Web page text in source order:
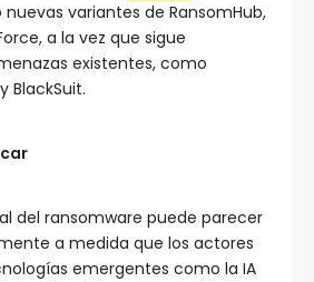
variantes de RansomHub,
a la vez que sigue
existentes, como
BlackSuit.
del ransomware puede parecer
a medida que los actores
emergentes como la IA